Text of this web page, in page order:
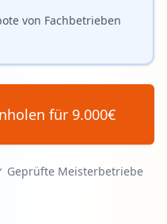
von Fachbetrieben
für 9.000€
Geprüfte Meisterbetriebe